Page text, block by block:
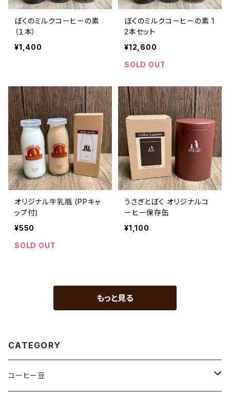
ぼくのミルクコーヒーの素
（１本）
¥1,400
ぼくのミルクコーヒーの素 1
2本セット
¥12,600
SOLD OUT
オリジナル牛乳瓶 (PPキャ
ップ付)
¥550
SOLD OUT
うさぎとぼく オリジナルコ
ーヒー保存缶
¥1,100
もっと見る
CATEGORY
コーヒー豆